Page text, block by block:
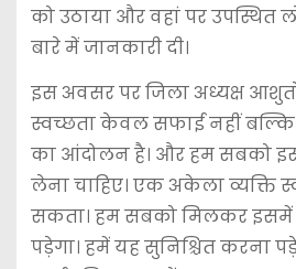
को उठाया और वहां पर उपस्थित
बारे में जानकारी दी।
इस अवसर पर जिला अध्यक्ष
स्वच्छता केवल सफाई नहीं
का आंदोलन है। और हम सबको
लेना चाहिए। एक अकेला व्यक्ति
सकता। हम सबको मिलकर
पड़ेगा। हमें यह सुनिश्चित करना